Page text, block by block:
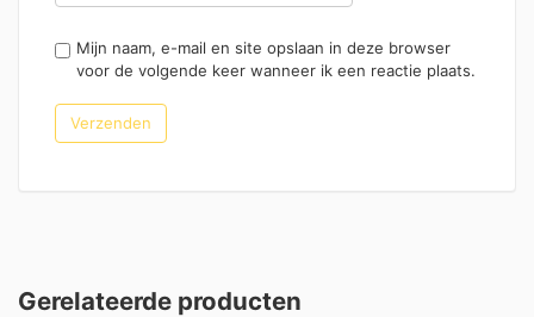
Mijn naam, e-mail en site opslaan in deze browser
voor de volgende keer wanneer ik een reactie plaats.
Gerelateerde producten